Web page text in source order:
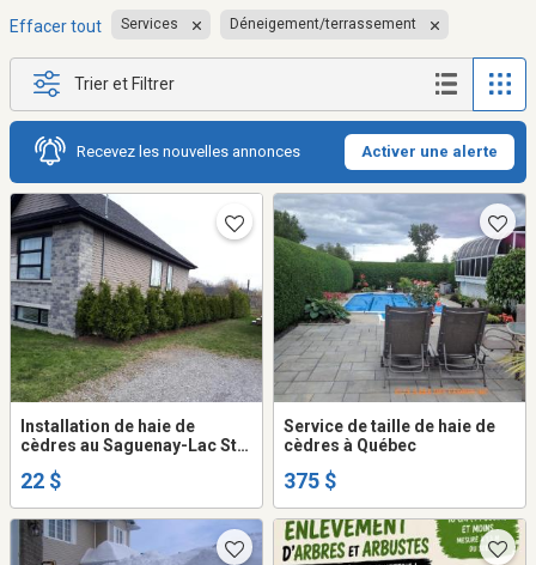
Effacer tout Services Déneigement/terrassement
Trier et Filtrer
Recevez les nouvelles annonces Activer une alerte
Installation de haie de
cèdres au Saguenay-Lac St-
disponibles selon vos
22 $
Service de taille de haie de
cèdres à Québec
375 $